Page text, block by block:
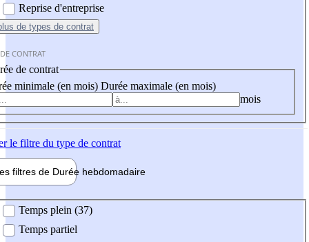
Reprise d'entreprise
de types de contrat
CONTRAT
de contrat
minimale (en mois) Durée maximale (en mois)
mois
le filtre du type de contrat
filtres de Durée hebdomadaire
Temps plein (37)
Temps partiel